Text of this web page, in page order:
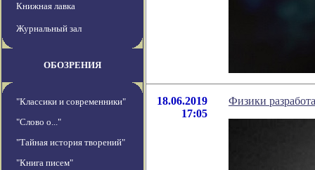
Книжная лавка
Журнальный зал
ОБОЗРЕНИЯ
"Классики и современники"
"Слово о..."
"Тайная история творений"
"Книга писем"
18.06.2019
17:05
Физики